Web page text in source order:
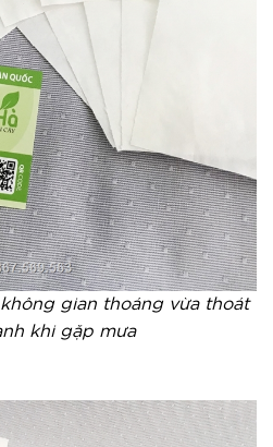
gian thoáng vừa thoát
khi gặp mưa